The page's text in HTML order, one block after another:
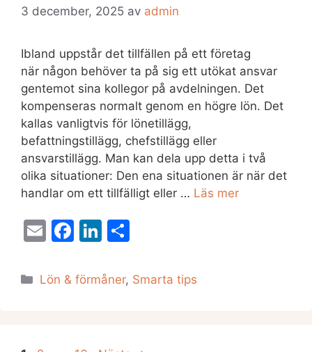
3 december, 2025 av admin
Ibland uppstår det tillfällen på ett företag
när någon behöver ta på sig ett utökat ansvar
gentemot sina kollegor på avdelningen. Det
kompenseras normalt genom en högre lön. Det
kallas vanligtvis för lönetillägg,
befattningstillägg, chefstillägg eller
ansvarstillägg. Man kan dela upp detta i två
olika situationer: Den ena situationen är när det
handlar om ett tillfälligt eller … Läs mer
E
ai
F
c
o
Li
k
n
a
Kategorier
Lön & förmåner, Smarta tips